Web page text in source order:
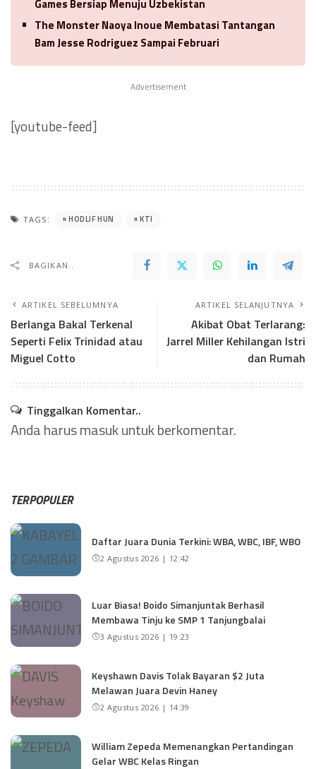
Games Bersiap Menuju Uzbekistan
The Monster Naoya Inoue Membatasi Tantangan
Bam Jesse Rodriguez Sampai Februari
Advertisement
[youtube-feed]
TAGS: HODLIF HUN KTI
BAGIKAN..
ARTIKEL SEBELUMNYA
Berlanga Bakal Terkenal
Seperti Felix Trinidad atau
Miguel Cotto
ARTIKEL SELANJUTNYA
Akibat Obat Terlarang:
Jarrel Miller Kehilangan Istri
dan Rumah
Tinggalkan Komentar..
Anda harusmasukuntuk berkomentar.
TERPOPULER
Daftar Juara Dunia Terkini: WBA, WBC, IBF, WBO
2 Agustus 2026 | 12:42
Luar Biasa! Boido Simanjuntak Berhasil
Membawa Tinju ke SMP 1 Tanjungbalai
3 Agustus 2026 | 19:23
Keyshawn Davis Tolak Bayaran $2 Juta
Melawan Juara Devin Haney
2 Agustus 2026 | 14:39
William Zepeda Memenangkan Pertandingan
Gelar WBC Kelas Ringan